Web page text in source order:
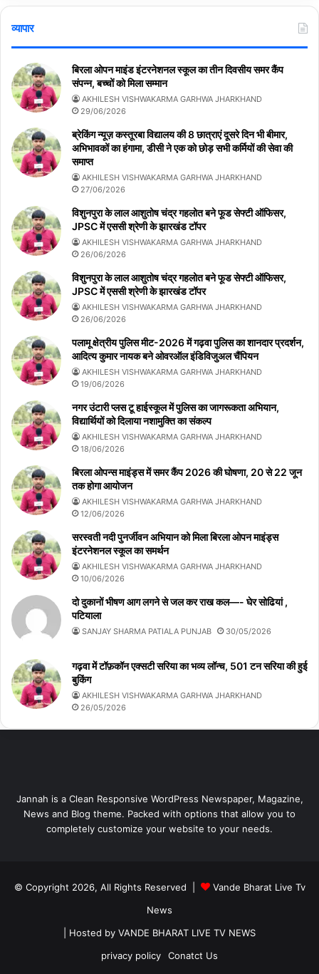
व्यापार
बिरला ओपन माइंड इंटरनेशनल स्कूल का तीन दिवसीय समर कैंप
संपन्न, बच्चों को मिला सम्मान
AKHILESH VISHWAKARMA GARHWA JHARKHAND
29/06/2026
ब्रेकिंग न्यूज़ कस्तूरबा विद्यालय की 8 छात्राएं दूसरे दिन भी बीमार,
अभिभावकों का हंगामा, डीसी ने एक को छोड़ सभी कर्मियों की सेवा की
समाप्त
AKHILESH VISHWAKARMA GARHWA JHARKHAND
27/06/2026
विशुनपुरा के लाल आशुतोष चंद्र गहलोत बने फूड सेफ्टी ऑफिसर,
JPSC में एससी श्रेणी के झारखंड टॉपर
AKHILESH VISHWAKARMA GARHWA JHARKHAND
26/06/2026
विशुनपुरा के लाल आशुतोष चंद्र गहलोत बने फूड सेफ्टी ऑफिसर,
JPSC में एससी श्रेणी के झारखंड टॉपर
AKHILESH VISHWAKARMA GARHWA JHARKHAND
26/06/2026
पलामू क्षेत्रीय पुलिस मीट-2026 में गढ़वा पुलिस का शानदार प्रदर्शन,
आदित्य कुमार नायक बने ओवरऑल इंडिविजुअल चैंपियन
AKHILESH VISHWAKARMA GARHWA JHARKHAND
19/06/2026
नगर उंटारी प्लस टू हाईस्कूल में पुलिस का जागरूकता अभियान,
विद्यार्थियों को दिलाया नशामुक्ति का संकल्प
AKHILESH VISHWAKARMA GARHWA JHARKHAND
18/06/2026
बिरला ओपन्स माइंड्स में समर कैंप 2026 की घोषणा, 20 से 22 जून
तक होगा आयोजन
AKHILESH VISHWAKARMA GARHWA JHARKHAND
12/06/2026
सरस्वती नदी पुनर्जीवन अभियान को मिला बिरला ओपन माइंड्स
इंटरनेशनल स्कूल का समर्थन
AKHILESH VISHWAKARMA GARHWA JHARKHAND
10/06/2026
दो दुकानों भीषण आग लगने से जल कर राख कल—- घेर सोढियां ,
पटियाला
SANJAY SHARMA PATIALA PUNJAB 30/05/2026
गढ़वा में टॉफ़कॉन एक्सटी सरिया का भव्य लॉन्च, 501 टन सरिया की हुई
बुकिंग
AKHILESH VISHWAKARMA GARHWA JHARKHAND
26/05/2026
Jannah is a Clean Responsive WordPress Newspaper, Magazine,
News and Blog theme. Packed with options that allow you to
completely customize your website to your needs.
© Copyright 2026, All Rights Reserved |
Vande Bharat Live Tv
News
| Hosted by VANDE BHARAT LIVE TV NEWS
privacy policy
Conatct Us